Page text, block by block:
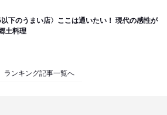
以下のうまい店〉ここは通いたい！ 現代の感性が
土料理
ランキング記事一覧へ